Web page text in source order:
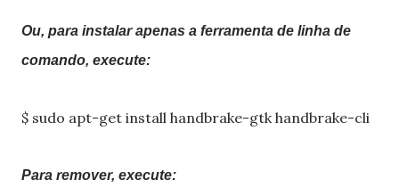
Ou, para instalar apenas a ferramenta de linha de
comando, execute:
$ sudo apt-get install handbrake-gtk handbrake-cli
Para remover, execute: